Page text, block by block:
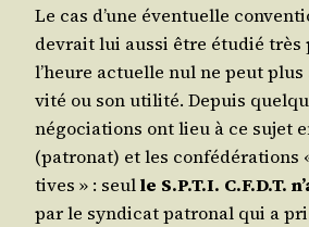
Le cas d’une éven­tuelle
devrait lui aus­si être étu­dié très
l’heure actuelle nul ne peut
vi­té ou son uti­li­té. Depuis
négo­cia­tions ont lieu à ce sujet
(patro­nat) et les confé­dé­ra­tions
tives » : seulle S.P.T.I. C.F.D.T.
par le syn­di­cat patro­nal qui a